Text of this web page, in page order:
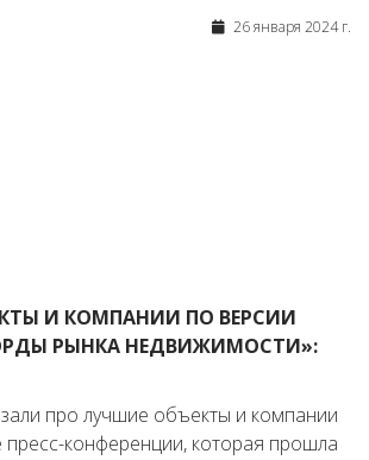
26 января 2024 г.
И КОМПАНИИ ПО ВЕРСИИ
РЫНКА НЕДВИЖИМОСТИ»:
про лучшие объекты и компании
пресс-конференции, которая прошла